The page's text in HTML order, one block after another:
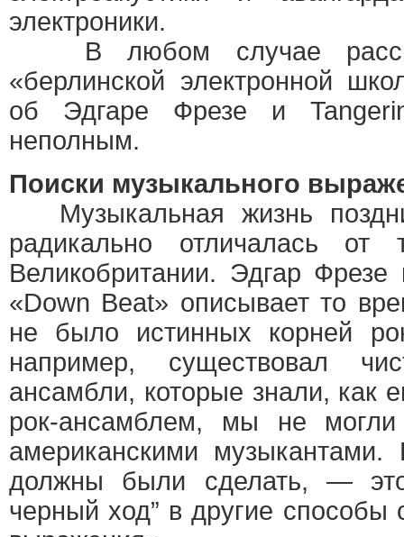
электроники.
В любом случае
«берлинской электронной
об Эдгаре Фрезе и
неполным.
Поиски музыкального
Музыкальная жизнь
радикально отличалась
Великобритании. Эдгар
«Down Beat» описывает то
не было истинных корней
например, существовал
ансамбли, которые знали, как
рок-ансамблем, мы не
американскими
должны были сделать, — это
черный ход” в другие способы